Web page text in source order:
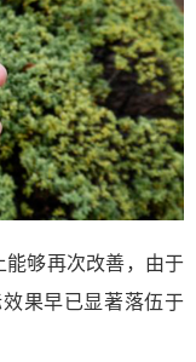
能够再次改善，由于
果早已显著落伍于